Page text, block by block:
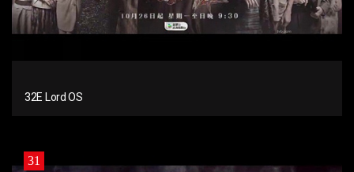
32E Lord OS
31